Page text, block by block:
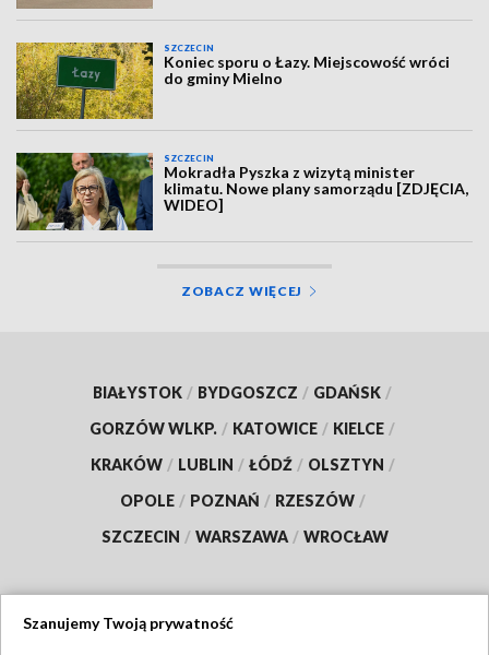
SZCZECIN
Koniec sporu o Łazy. Miejscowość wróci
do gminy Mielno
SZCZECIN
Mokradła Pyszka z wizytą minister
klimatu. Nowe plany samorządu [ZDJĘCIA,
WIDEO]
ZOBACZ WIĘCEJ
BIAŁYSTOK / BYDGOSZCZ / GDAŃSK /
GORZÓW WLKP. / KATOWICE / KIELCE /
KRAKÓW / LUBLIN / ŁÓDŹ / OLSZTYN /
OPOLE / POZNAŃ / RZESZÓW /
SZCZECIN / WARSZAWA / WROCŁAW
Szanujemy Twoją prywatność